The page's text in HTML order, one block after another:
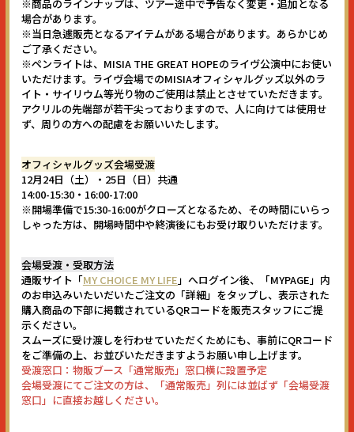
※商品のラインナップは、ツアー途中で予告なく変更・追加となる
場合があります。
※当日急遽販売となるアイテムがある場合があります。あらかじめ
ご了承ください。
※ペンライトは、MISIA THE GREAT HOPEのライヴ公演中にお使い
いただけます。ライヴ会場でのMISIAオフィシャルグッズ以外のラ
イト・サイリウム等光り物のご使用は禁止とさせていただきます。
アクリルの先端部が若干尖っておりますので、人に向けては使用せ
ず、周りの方への配慮をお願いいたします。
オフィシャルグッズ会場受渡
12月24日（土）・25日（日）共通
14:00-15:30・16:00-17:00
※開場準備で15:30-16:00がクローズとなるため、その時間にいらっ
しゃった方は、開場時間中や終演後にもお受け取りいただけます。
会場受渡・受取方法
通販サイト「MY CHOICE MY LIFE」へログイン後、「MYPAGE」内
のお申込みいたいだいたご注文の「詳細」をタップし、表示された
購入商品の下部に掲載されているQRコードを販売スタッフにご提
示ください。
スムーズに受け渡しを行わせていただくためにも、事前にQRコード
をご準備の上、お並びいただきますようお願い申し上げます。
受渡窓口：物販ブース「通常販売」窓口横に設置予定
会場受渡にてご注文の方は、「通常販売」列には並ばず「会場受渡
窓口」に直接お越しください。